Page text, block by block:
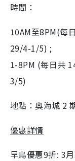
時間：
10AM至8PM(每
29/4-1/5) ;
1-8PM (每日共
3/5)
地點：奧海城 2
優惠詳情
早鳥優惠9折: 3